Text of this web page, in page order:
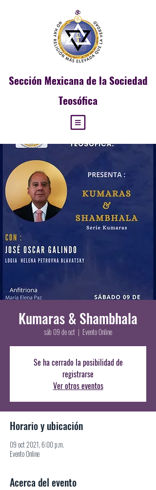
Sección Mexicana de la Sociedad
Teosófica
Kumaras & Shambhala
sáb 09 de oct
  |
Evento Online
Se ha cerrado la posibilidad de
registrarse
Ver otros eventos
Horario y ubicación
09 oct 2021, 6:00 p.m.
Evento Online
Acerca del evento